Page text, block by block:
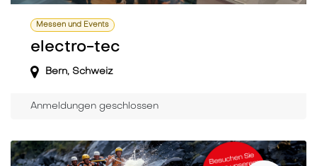
Messen und Events
electro-tec
Bern, Schweiz
Anmeldungen geschlossen